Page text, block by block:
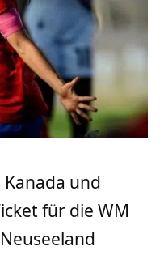
und
für die WM